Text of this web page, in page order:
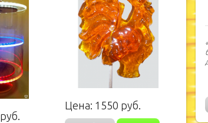
руб.
Цена: 1550 руб.